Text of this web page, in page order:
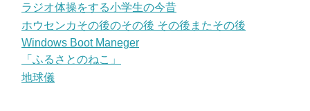
ラジオ体操をする小学生の今昔
ホウセンカその後のその後 その後またその後
Windows Boot Maneger
「ふるさとのねこ」
地球儀